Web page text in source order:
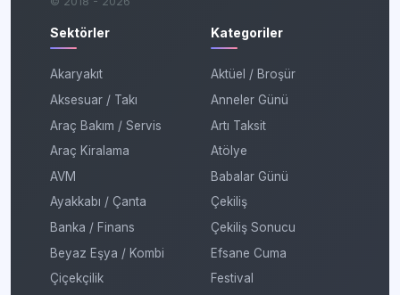
Sektörler
Akaryakıt
Aksesuar / Takı
Araç Bakım / Servis
Araç Kiralama
AVM
Ayakkabı / Çanta
Banka / Finans
Beyaz Eşya / Kombi
Çiçekçilik
Kategoriler
Aktüel / Broşür
Anneler Günü
Artı Taksit
Atölye
Babalar Günü
Çekiliş
Çekiliş Sonucu
Efsane Cuma
Festival